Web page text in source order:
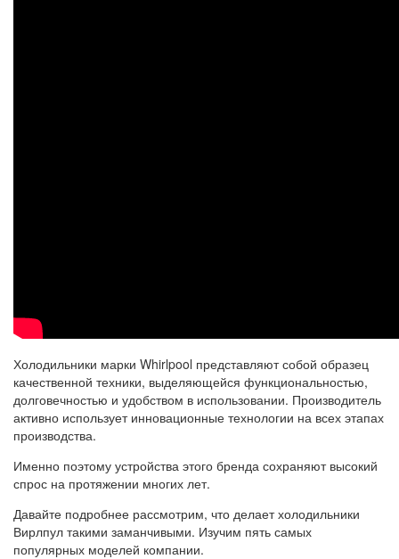
Холодильники марки Whirlpool представляют собой образец
качественной техники, выделяющейся функциональностью,
долговечностью и удобством в использовании. Производитель
активно использует инновационные технологии на всех этапах
производства.
Именно поэтому устройства этого бренда сохраняют высокий
спрос на протяжении многих лет.
Давайте подробнее рассмотрим, что делает холодильники
Вирлпул такими заманчивыми. Изучим пять самых
популярных моделей компании.